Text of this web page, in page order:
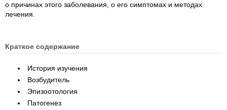
о причинах этого заболевания, о его симптомах и методах
лечения.
Краткое содержание
История изучения
Возбудитель
Эпизоотология
Патогенез